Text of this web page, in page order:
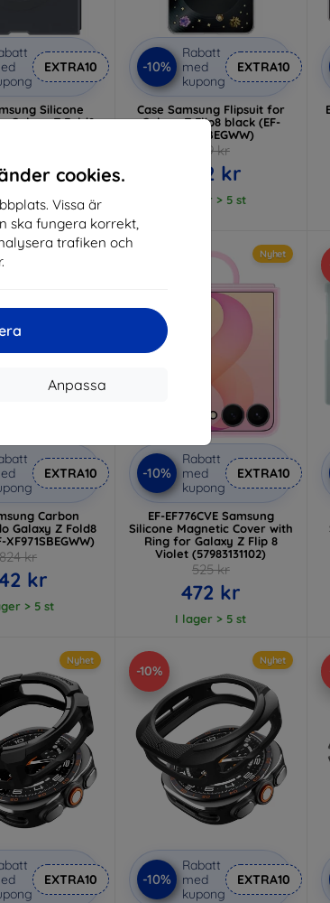
cookies.
Vissa är
ska fungera korrekt,
trafiken och
Anpassa
EXTRA10
Silicone
Z Fold8
kr
> 5 st
-10%
Rabatt
med
kupong
EXTRA10
Case Samsung Flipsuit for
Galaxy Z Flip8 black (EF-
FF776CBEGWW)
469 kr
422 kr
I lager > 5 st
EXTRA10
Carbon
Z Fold8
824 kr
kr
> 5 st
Nyhet
-10%
Rabatt
med
kupong
EXTRA10
EF-EF776CVE Samsung
Silicone Magnetic Cover with
Ring for Galaxy Z Flip 8
Violet (57983131102)
525 kr
472 kr
I lager > 5 st
Nyhet
EXTRA10
-10%
Nyhet
-10%
Rabatt
med
kupong
EXTRA10